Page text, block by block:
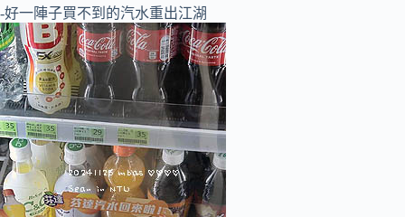
-好一陣子買不到的汽水重出江湖